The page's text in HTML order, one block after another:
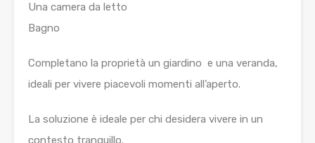
Una camera da letto
Bagno
Completano la proprietà un giardino e una veranda,
ideali per vivere piacevoli momenti all’aperto.
La soluzione è ideale per chi desidera vivere in un
contesto tranquillo.